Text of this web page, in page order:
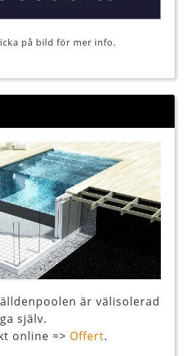
på bild för mer info.
är välisolerad
själv.
online => Offert.